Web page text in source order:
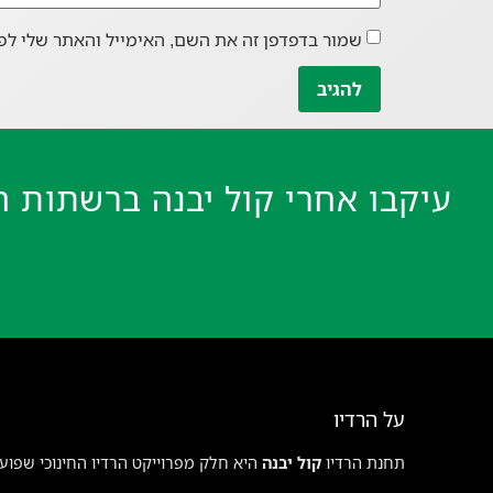
שמור בדפדפן זה את השם, האימייל והאתר שלי
עיקבו אחרי קול יבנה ברשתות
על הרדיו
תחנת הרדיו קול יבנה היא חלק מפרוייקט הרדיו החינוכי